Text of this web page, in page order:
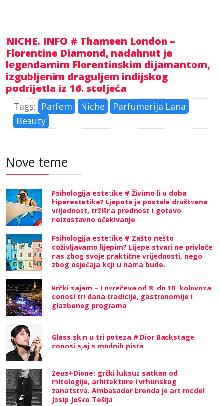
NICHE. INFO # Thameen London –
Florentine Diamond, nadahnut je
legendarnim Florentinskim dijamantom,
izgubljenim draguljem indijskog
podrijetla iz 16. stoljeća
Tags: Parfem Niche
Parfumerija Lana
Beauty
Nove teme
Psihologija estetike # Živimo li u doba
hiperestetike? Ljepota je postala društvena
vrijednost, tržišna prednost i gotovo
neizostavno očekivanje
Psihologija estetike # Zašto nešto
doživljavamo lijepim? Lijepe stvari ne privlače
nas zbog svoje praktične vrijednosti, nego
zbog osjećaja koji u nama bude.
Krčki sajam – Lovrečeva od 8. do 10. kolovoza
donosi tri dana tradicije, gastronomije i
glazbenog programa
Glass skin u tri poteza # Dior Backstage
donosi sjaj s modnih pista
Zeus+Dione: grčki luksuz satkan od
mitologije, arhitekture i vrhunskog
zanatstva. Ambasador brenda je art model
Josip Joško Tešija